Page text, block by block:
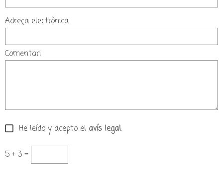
Adreça electrònica
Comentari
He leído y acepto el avís legal.
5 + 3 =